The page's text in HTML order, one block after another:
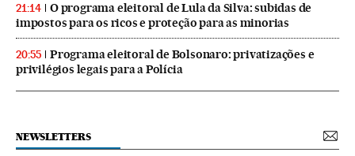
21:14
O programa eleitoral de Lula da Silva: subidas de
impostos para os ricos e proteção para as minorias
20:55
Programa eleitoral de Bolsonaro: privatizações e
privilégios legais para a Polícia
NEWSLETTERS